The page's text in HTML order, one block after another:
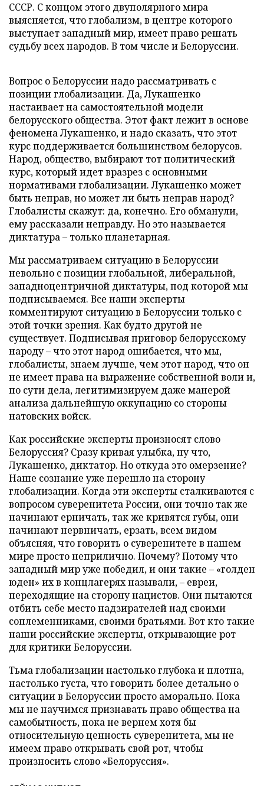
СССР. С концом этого двуполярного мира
выясняется, что глобализм, в центре которого
выступает западный мир, имеет право решать
судьбу всех народов. В том числе и Белоруссии.
Вопрос о Белоруссии надо рассматривать с
позиции глобализации. Да, Лукашенко
настаивает на самостоятельной модели
белорусского общества. Этот факт лежит в основе
феномена Лукашенко, и надо сказать, что этот
курс поддерживается большинством белорусов.
Народ, общество, выбирают тот политический
курс, который идет вразрез с основными
нормативами глобализации. Лукашенко может
быть неправ, но может ли быть неправ народ?
Глобалисты скажут: да, конечно. Его обманули,
ему рассказали неправду. Но это называется
диктатура – только планетарная.
Мы рассматриваем ситуацию в Белоруссии
невольно с позиции глобальной, либеральной,
западноцентричной диктатуры, под которой мы
подписываемся. Все наши эксперты
комментируют ситуацию в Белоруссии только с
этой точки зрения. Как будто другой не
существует. Подписывая приговор белорусскому
народу – что этот народ ошибается, что мы,
глобалисты, знаем лучше, чем этот народ, что он
не имеет права на выражение собственной воли и,
по сути дела, легитимизируем даже манерой
анализа дальнейшую оккупацию со стороны
натовских войск.
Как российские эксперты произносят слово
Белоруссия? Сразу кривая улыбка, ну что,
Лукашенко, диктатор. Но откуда это омерзение?
Наше сознание уже перешло на сторону
глобализации. Когда эти эксперты сталкиваются с
вопросом суверенитета России, они точно так же
начинают ерничать, так же кривятся губы, они
начинают нервничать, ерзать, всем видом
объясняя, что говорить о суверенитете в нашем
мире просто неприлично. Почему? Потому что
западный мир уже победил, и они такие – «голден
юден» их в концлагерях называли,– евреи,
переходящие на сторону нацистов. Они пытаются
отбить себе место надзирателей над своими
соплеменниками, своими братьями. Вот кто такие
наши российские эксперты, открывающие рот
для критики Белоруссии.
Тьма глобализации настолько глубока и плотна,
настолько густа, что говорить более детально о
ситуации в Белоруссии просто аморально. Пока
мы не научимся признавать право общества на
самобытность, пока не вернем хотя бы
относительную ценность суверенитета, мы не
имеем право открывать свой рот, чтобы
произносить слово «Белоруссия».